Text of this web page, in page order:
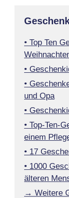
• Top Ten
•
•
und Opa
•
• Top-Ten-
einem
• 17
• 1000
älteren
→ Weitere